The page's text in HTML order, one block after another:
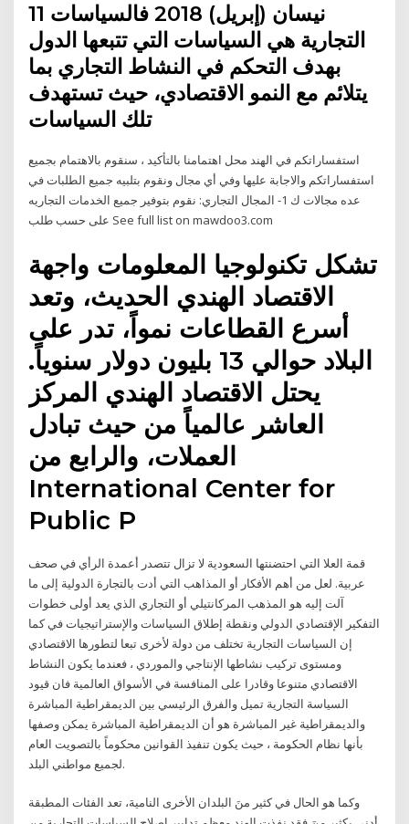
11 نيسان (إبريل) 2018 فالسياسات
التجارية هي السياسات التي تتبعها الدول
بهدف التحكم في النشاط التجاري بما
يتلائم مع النمو الاقتصادي، حيث تستهدف
تلك السياسات
استفساراتكم في الهند محل اهتمامنا بالتأكيد ، سنقوم بالاهتمام بجميع
استفساراتكم والاجابة عليها وفي أي مجال ونقوم بتلبيه جميع الطلبات في
عده مجالات ك 1- المجال التجاري: نقوم بتوفير جميع الخدمات التجاريه
على حسب طلب See full list on mawdoo3.com
تشكل تكنولوجيا المعلومات واجهة
الاقتصاد الهندي الحديث، وتعد
أسرع القطاعات نمواً، تدر على
البلاد حوالي 13 بليون دولار سنوياً.
يحتل الاقتصاد الهندي المركز
العاشر عالمياً من حيث تبادل
العملات، والرابع من
International Center for
Public P
قمة العلا التي احتضنتها السعودية لا تزال تتصدر أعمدة الرأي في صحف
عربية. لعل من أهم الأفكار أو المذاهب التي أدت بالتجارة الدولية إلى ما
آلت إليه هو المذهب المركانتيلي أو التجاري الذي يعد أولى خطوات
التفكير الإقتصادي الدولي ونقطة إطلاق السياسات والإستراتيجيات في كما
إن السياسات التجارية تختلف من دولة لأخرى تبعا لتطورها الاقتصادي
ومستوى تركيب نشاطها الإنتاجي والموردي ، فعندما يكون النشاط
الاقتصادي متنوعا وقادرا على المنافسة في الأسواق العالمية فان قيود
السياسة التجارية تميل والفرق الرئيسي بين الديمقراطية المباشرة
والديمقراطية غير المباشرة هو أن الديمقراطية المباشرة يمكن وصفها
بأنها نظام الحكومة ، حيث يكون تنفيذ القوانين محكوماً بالتصويت العام
لجميع مواطني البلد.
وكما هو الحال في كثير منَ البلدان الأخرى الناميهَ، تعد الفئات المطبقة